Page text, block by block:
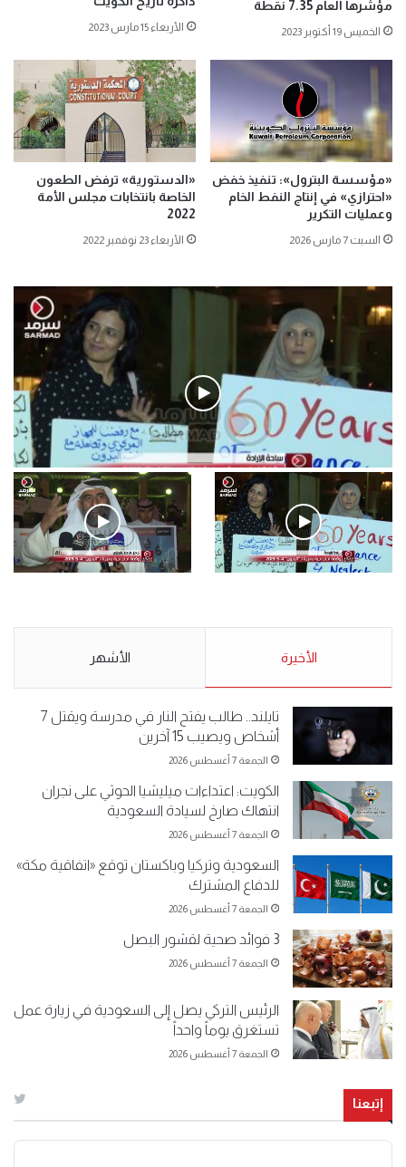
مؤشرها العام 7.35 نقطة
الخميس 19 أكتوبر 2023 الأربعاء 15 مارس 2023
«مؤسسة البترول»: تنفيذ خفض
«احترازي» في إنتاج النفط الخام
وعمليات التكرير
السبت 7 مارس 2026
«الدستورية» ترفض الطعون
الخاصة بانتخابات مجلس الأمة
2022
الأربعاء 23 نوفمبر 2022
فيديو
.وقفة احتجاجية رمزية لـ”#البدون” في ساحة الإرادة 4-5-2019.
الأحد 5 مايو 2019
5-2019.
نبيع مخدرات يعني ولا خمر؟!.
الأخيرة الأشهر
تايلند.. طالب يفتح النار في مدرسة ويقتل 7
أشخاص ويصيب 15 آخرين
الجمعة 7 أغسطس 2026
الكويت: اعتداءات ميليشيا الحوثي على نجران
انتهاك صارخ لسيادة السعودية
الجمعة 7 أغسطس 2026
السعودية وتركيا وباكستان توقع «اتفاقية مكة»
للدفاع المشترك
الجمعة 7 أغسطس 2026
3 فوائد صحية لقشور البصل
الجمعة 7 أغسطس 2026
الرئيس التركي يصل إلى السعودية في زيارة عمل
تستغرق يوماً واحداً
الجمعة 7 أغسطس 2026
إتبعنا